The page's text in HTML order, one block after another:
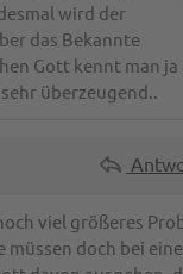
wird der
das Bekannte
Gott kennt man ja
überzeugend..
viel größeres
müssen doch bei